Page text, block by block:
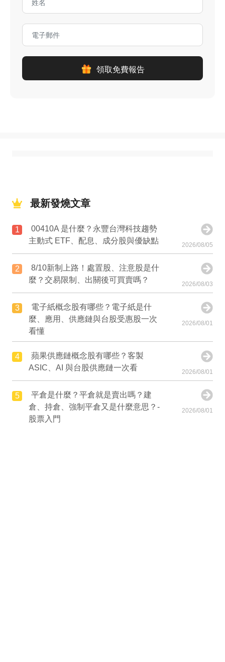
領取免費報告
最新發燒文章
1
00410A 是什麼？永豐台灣科技趨勢
主動式 ETF、配息、成分股與優缺點
2026/08/05
2
8/10新制上路！處置股、注意股是什
麼？交易限制、出關後可買賣嗎？
2026/08/03
3
電子紙概念股有哪些？電子紙是什
麼、應用、供應鏈與台股受惠股一次
看懂
2026/08/01
4
蘋果供應鏈概念股有哪些？客製
ASIC、AI 與台股供應鏈一次看
2026/08/01
5
平倉是什麼？平倉就是賣出嗎？建
倉、持倉、強制平倉又是什麼意思？-
股票入門
2026/08/01